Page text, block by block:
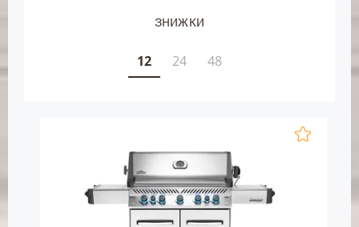
ЗНИЖКИ
12 24 48